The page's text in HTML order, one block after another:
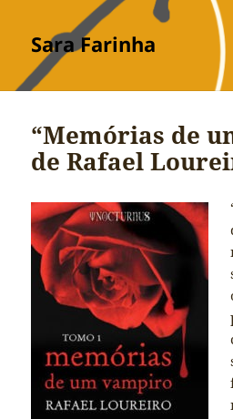
Sara Farinha
“Memórias de
de Rafael